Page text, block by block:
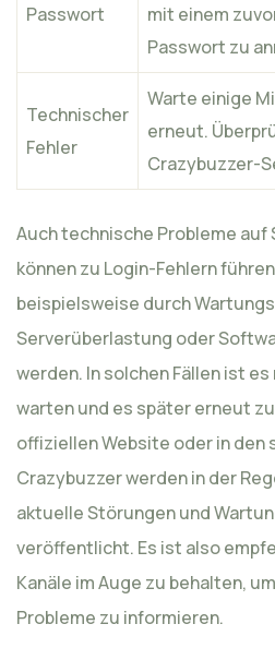
Passwort
mit einem
Passwort zu
Technischer
Fehler
Warte einige
erneut.
Crazybuzzer-
Auch technische Probleme
können zu Login-Fehlern
beispielsweise durch
Serverüberlastung oder
werden. In solchen Fällen ist
warten und es später erneut
offiziellen Website oder in den
Crazybuzzer werden in der
aktuelle Störungen und
veröffentlicht. Es ist also
Kanäle im Auge zu behalten,
Probleme zu informieren.